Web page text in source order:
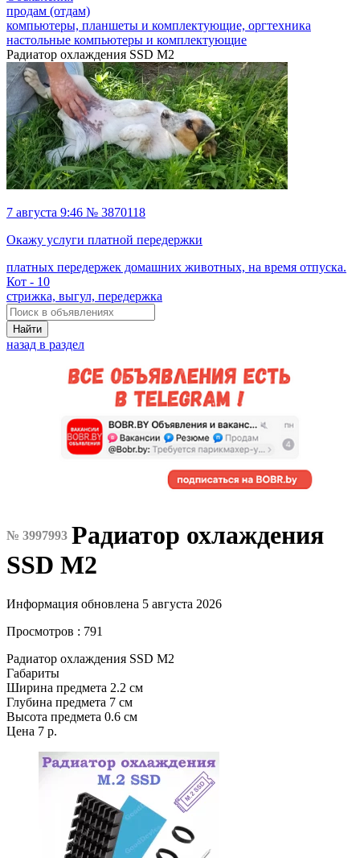
продам (отдам)
компьютеры, планшеты и комплектующие, оргтехника
настольные компьютеры и комплектующие
Радиатор охлаждения SSD M2
7 августа 9:46 № 3870118
Окажу услуги платной передержки
платных передержек домашних животных, на время отпуска.
Кот - 10
стрижка, выгул, передержка
Найти
назад в раздел
№ 3997993 Радиатор охлаждения
SSD M2
Информация обновлена 5 августа 2026
Просмотров : 791
Радиатор охлаждения SSD M2
Габариты
Ширина предмета 2.2 см
Глубина предмета 7 см
Высота предмета 0.6 см
Цена 7 р.